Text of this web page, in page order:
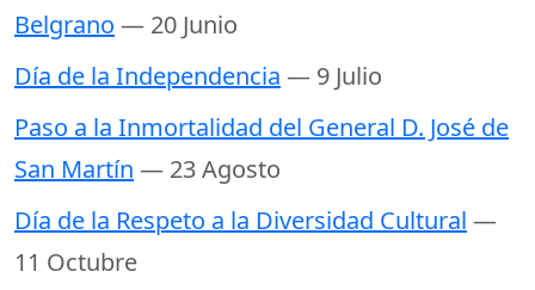
Belgrano — 20 Junio
Día de la Independencia — 9 Julio
Paso a la Inmortalidad del General D. José de
San Martín — 23 Agosto
Día de la Respeto a la Diversidad Cultural —
11 Octubre